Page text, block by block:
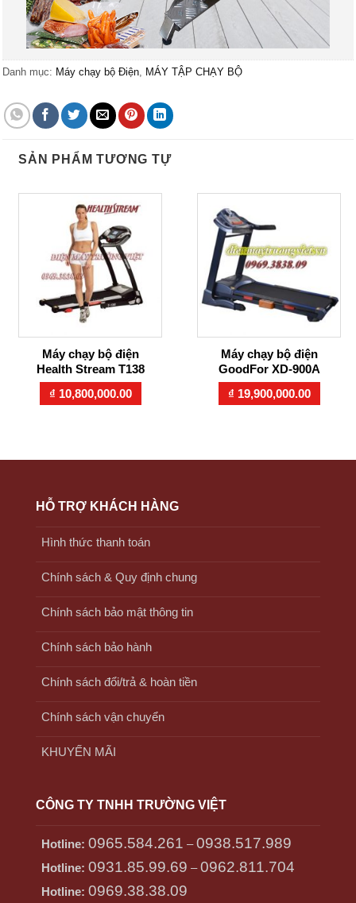
Danh mục: Máy chạy bộ Điện, MÁY TẬP CHẠY BỘ
SẢN PHẨM TƯƠNG TỰ
Máy chạy bộ điện
Health Stream T138
₫ 10,800,000.00
Máy chạy bộ điện
GoodFor XD-900A
₫ 19,900,000.00
HỖ TRỢ KHÁCH HÀNG
Hình thức thanh toán
Chính sách & Quy định chung
Chính sách bảo mật thông tin
Chính sách bảo hành
Chính sách đổi/trả & hoàn tiền
Chính sách vận chuyển
KHUYẾN MÃI
CÔNG TY TNHH TRƯỜNG VIỆT
Hotline: 0965.584.261 –0938.517.989
Hotline: 0931.85.99.69 –0962.811.704
Hotline: 0969.38.38.09